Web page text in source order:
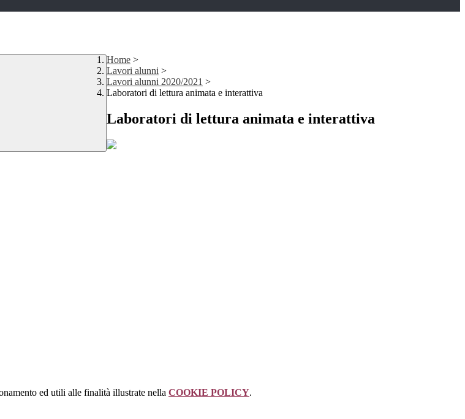
Home >
Lavori alunni >
Lavori alunni 2020/2021 >
Laboratori di lettura animata e interattiva
Laboratori di lettura animata e interattiva
ed utili alle finalità illustrate nella COOKIE POLICY.